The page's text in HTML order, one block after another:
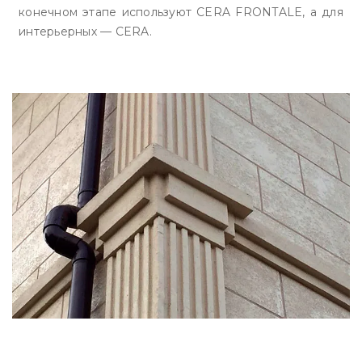
конечном этапе используют CERA FRONTALE, а для
интерьерных — CERA.